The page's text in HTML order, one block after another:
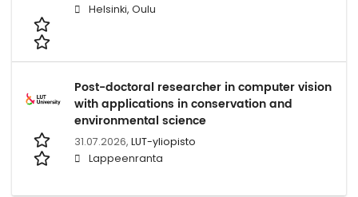
Helsinki, Oulu
Post-doctoral researcher in computer vision
with applications in conservation and
environmental science
31.07.2026, LUT-yliopisto
Lappeenranta